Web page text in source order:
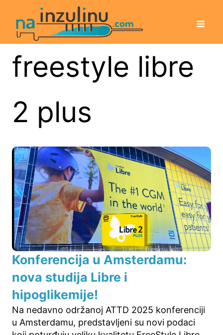
freestyle libre
2 plus
Konferencija u Amsterdamu:
nova studija Libre i
hipoglikemije!
Na nedavno održanoj ATTD 2025 konferenciji
u Amsterdamu, predstavljeni su novi podaci